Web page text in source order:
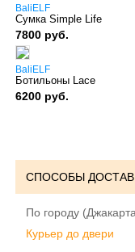
BaliELF
Сумка Simple Life
7800 руб.
BaliELF
Ботильоны Lace
6200 руб.
СПОСОБЫ
По городу
Курьер до двери